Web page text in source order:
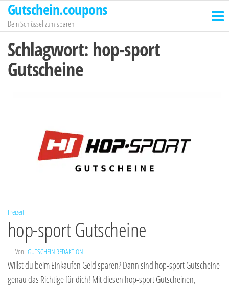
Zum
Inhalt
springen
Gutschein.coupons
Dein Schlüssel zum sparen
Schlagwort: hop-sport
Gutscheine
Freizeit
hop-sport Gutscheine
Von GUTSCHEIN REDAKTION
Willst du beim Einkaufen Geld sparen? Dann sind hop-sport Gutscheine
genau das Richtige für dich! Mit diesen hop-sport Gutscheinen,